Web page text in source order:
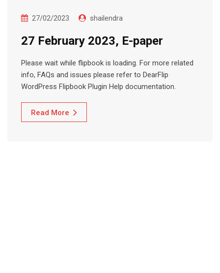
27/02/2023 shailendra
27 February 2023, E-paper
Please wait while flipbook is loading. For more related
info, FAQs and issues please refer to DearFlip
WordPress Flipbook Plugin Help documentation.
Read More